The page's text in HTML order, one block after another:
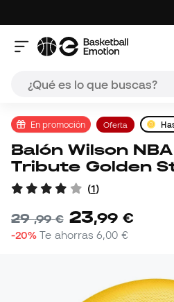
En promoción Oferta
Balón Wilson NBA Team
Tribute Golden
(1)
29,99 € 23,99 €
-20% Te ahorras6,00 €